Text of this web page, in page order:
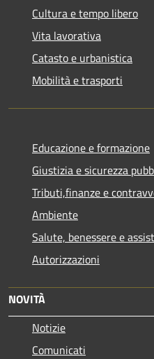
Cultura e tempo libero
Vita lavorativa
Catasto e urbanistica
Mobilità e trasporti
Educazione e formazione
Giustizia e sicurezza
Tributi,finanze e
Ambiente
Salute, benessere e
Autorizzazioni
NOVITÀ
Notizie
Comunicati